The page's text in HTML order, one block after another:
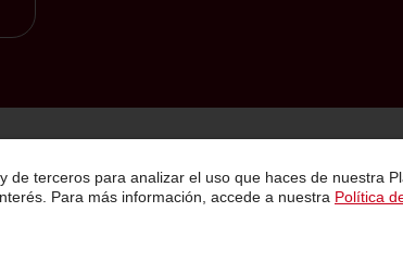
y de terceros para analizar el uso que haces de
Para más información, accede a nuestra Política